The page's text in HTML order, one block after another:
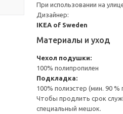
При использовании на
Дизайнер:
IKEA of Sweden
Материалы и уход
Чехол подушки:
100% полипропилен
Подкладка:
100% полиэстер (мин. 90
Чтобы продлить срок
специальный мешок.